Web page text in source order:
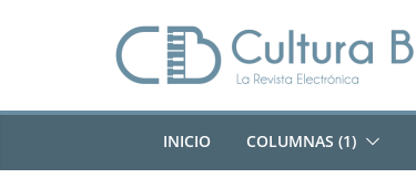
INICIO COLUMNAS (1)